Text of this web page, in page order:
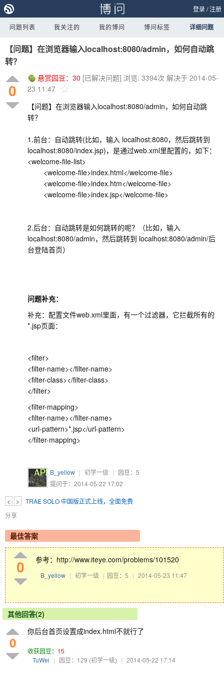
登录/注册
问题列表 我关注的 我的博问 博问标签 详细问题
【问题】在浏览器输入localhost:8080/admin，如何自动跳
转？
0
悬赏园豆： 30 [已解决问题] 浏览: 3394次 解决于 2014-05-
23 11:47
【问题】在浏览器输入localhost:8080/admin，如何自动跳
转？
1.前台：自动跳转(比如，输入 localhost:8080，然后跳转到
localhost:8080/index.jsp)，是通过web.xml里配置的，如下：
<welcome-file-list>
<welcome-file>index.html</welcome-file>
<welcome-file>index.htm</welcome-file>
<welcome-file>index.jsp</welcome-file>
2.后台：自动跳转是如何跳转的呢？（比如，输入
localhost:8080/admin，然后跳转到 localhost:8080/admin/后
台登陆首页）
问题补充：
补充：配置文件web.xml里面，有一个过滤器，它拦截所有的
*.jsp页面：
<filter>
<filter-name></filter-name>
<filter-class></filter-class>
</filter>
<filter-mapping>
<filter-name></filter-name>
<url-pattern>*.jsp</url-pattern>
</filter-mapping>
B_yellow | 初学一级 | 园豆： 5
提问于：2014-05-22 17:02
< >
TRAE SOLO 中国版正式上线，全面免费
分享
最佳答案
0 参考：http://www.iteye.com/problems/101520
B_yellow | 初学一级 | 园豆：5 | 2014-05-23 11:47
其他回答(2)
0
你后台首页设置成index.html不就行了
收获园豆： 15
TuWei | 园豆：129 (初学一级) | 2014-05-22 17:14